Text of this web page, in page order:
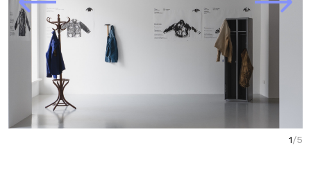
Prev Slide Next Slide